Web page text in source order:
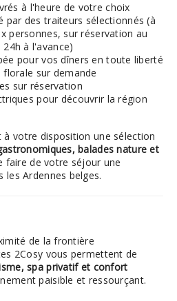
à l'heure de votre choix
par des traiteurs sélectionnés (à
personnes, sur réservation au
24h à l'avance)
pour vos dîners en toute liberté
sur demande
sur réservation
pour découvrir la région
votre disposition une sélection
balades nature et
faire de votre séjour une
les Ardennes belges.
de la frontière
2Cosy vous permettent de
spa privatif et confort
paisible et ressourçant.